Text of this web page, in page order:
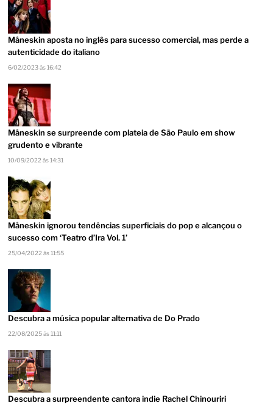
Måneskin aposta no inglês para sucesso comercial, mas perde a
autenticidade do italiano
6/02/2023 às 16:42
Måneskin se surpreende com plateia de São Paulo em show
grudento e vibrante
10/09/2022 às 14:31
Måneskin ignorou tendências superficiais do pop e alcançou o
sucesso com ‘Teatro d’Ira Vol. 1’
25/04/2022 às 11:55
Descubra a música popular alternativa de Do Prado
22/08/2025 às 11:11
Descubra a surpreendente cantora indie Rachel Chinouriri